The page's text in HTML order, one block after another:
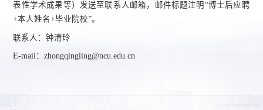
表性学术成果等）发送至联系人邮箱，邮件标题注明“博士后应聘
+本人姓名+毕业院校”。
联系人：钟清玲
E-mail：zhongqingling@ncu.edu.cn